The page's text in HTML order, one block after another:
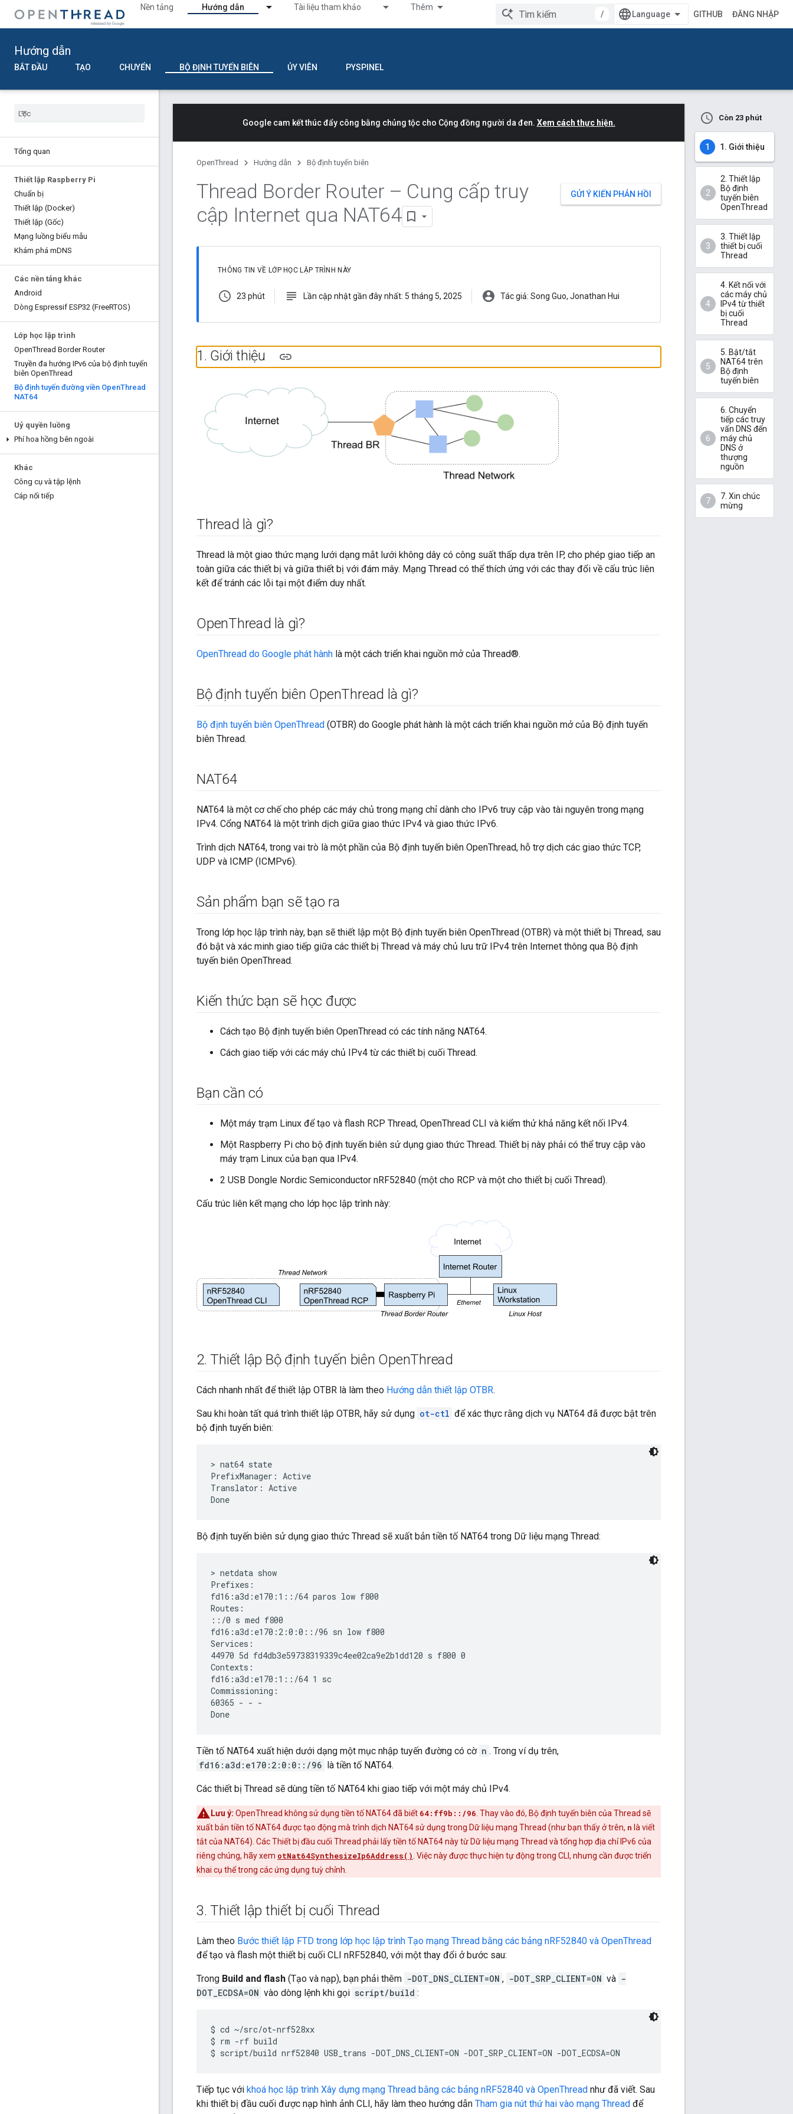
Nền tảng Hướng dẫn Tài liệu tham khảo Thêm
/ GITHUB ĐĂNG NHẬP
Hướng dẫn
BẮT ĐẦU TẠO CHUYỂN BỘ ĐỊNH TUYẾN BIÊN ỦY VIÊN PYSPINEL
Tổng quan
Thiết lập Raspberry Pi
Chuẩn bị
Thiết lập (Docker)
Thiết lập (Gốc)
Mạng luồng biểu mẫu
Khám phá mDNS
Các nền tảng khác
Android
Dòng Espressif ESP32 (FreeRTOS)
Lớp học lập trình
OpenThread Border Router
Truyền đa hướng IPv6 của bộ định tuyến
biên OpenThread
Bộ định tuyến đường viền OpenThread
NAT64
Uỷ quyền luồng
Phí hoa hồng bên ngoài
Khác
Công cụ và tập lệnh
Cáp nối tiếp
Còn 23 phút
1. Giới thiệu
2. Thiết lập
Bộ định
tuyến biên
OpenThread
3. Thiết lập
thiết bị cuối
Thread
4. Kết nối với
các máy chủ
IPv4 từ thiết
bị cuối
Thread
5. Bật/tắt
NAT64 trên
Bộ định
tuyến biên
6. Chuyển
tiếp các truy
vấn DNS đến
máy chủ
DNS ở
thượng
nguồn
7. Xin chúc
mừng
Google cam kết thúc đẩy công bằng chủng tộc cho Cộng đồng người da đen. Xem cách thực hiện.
OpenThread Hướng dẫn Bộ định tuyến biên
GỬI Ý KIẾN PHẢN HỒI
Thread Border Router – Cung cấp truy
cập Internet qua NAT64
THÔNG TIN VỀ LỚP HỌC LẬP TRÌNH NÀY
schedule 23 phút subject Lần cập nhật gần đây nhất: 5 tháng 5, 2025 account_circle Tác giả: Song Guo, Jonathan Hui
1. Giới thiệu
Thread là gì?
Thread là một giao thức mạng lưới dạng mắt lưới không dây có công suất thấp dựa trên IP, cho phép giao tiếp an
toàn giữa các thiết bị và giữa thiết bị với đám mây. Mạng Thread có thể thích ứng với các thay đổi về cấu trúc liên
kết để tránh các lỗi tại một điểm duy nhất.
OpenThread là gì?
OpenThread do Google phát hành là một cách triển khai nguồn mở của Thread®.
Bộ định tuyến biên OpenThread là gì?
Bộ định tuyến biên OpenThread (OTBR) do Google phát hành là một cách triển khai nguồn mở của Bộ định tuyến
biên Thread.
NAT64
NAT64 là một cơ chế cho phép các máy chủ trong mạng chỉ dành cho IPv6 truy cập vào tài nguyên trong mạng
IPv4. Cổng NAT64 là một trình dịch giữa giao thức IPv4 và giao thức IPv6.
Trình dịch NAT64, trong vai trò là một phần của Bộ định tuyến biên OpenThread, hỗ trợ dịch các giao thức TCP,
UDP và ICMP (ICMPv6).
Sản phẩm bạn sẽ tạo ra
Trong lớp học lập trình này, bạn sẽ thiết lập một Bộ định tuyến biên OpenThread (OTBR) và một thiết bị Thread, sau
đó bật và xác minh giao tiếp giữa các thiết bị Thread và máy chủ lưu trữ IPv4 trên Internet thông qua Bộ định
tuyến biên OpenThread.
Kiến thức bạn sẽ học được
Cách tạo Bộ định tuyến biên OpenThread có các tính năng NAT64.
Cách giao tiếp với các máy chủ IPv4 từ các thiết bị cuối Thread.
Bạn cần có
Một máy trạm Linux để tạo và flash RCP Thread, OpenThread CLI và kiểm thử khả năng kết nối IPv4.
Một Raspberry Pi cho bộ định tuyến biên sử dụng giao thức Thread. Thiết bị này phải có thể truy cập vào
máy trạm Linux của bạn qua IPv4.
2 USB Dongle Nordic Semiconductor nRF52840 (một cho RCP và một cho thiết bị cuối Thread).
Cấu trúc liên kết mạng cho lớp học lập trình này:
2. Thiết lập Bộ định tuyến biên OpenThread
Cách nhanh nhất để thiết lập OTBR là làm theo Hướng dẫn thiết lập OTBR.
Sau khi hoàn tất quá trình thiết lập OTBR, hãy sử dụng ot-ctl để xác thực rằng dịch vụ NAT64 đã được bật trên
bộ định tuyến biên:
> nat64 state
PrefixManager: Active
Translator: Active
Bộ định tuyến biên sử dụng giao thức Thread sẽ xuất bản tiền tố NAT64 trong Dữ liệu mạng Thread:
> netdata show
Prefixes:
fd16:a3d:e170:1::/64 paros low f800
Routes:
::/0 s med f800
fd16:a3d:e170:2:0:0::/96 sn low f800
Services:
44970 5d fd4db3e59738319339c4ee02ca9e2b1dd120 s f800 0
Contexts:
fd16:a3d:e170:1::/64 1 sc
Commissioning:
60365 - - -
Tiền tố NAT64 xuất hiện dưới dạng một mục nhập tuyến đường có cờ n . Trong ví dụ trên,
fd16:a3d:e170:2:0:0::/96 là tiền tố NAT64.
Các thiết bị Thread sẽ dùng tiền tố NAT64 khi giao tiếp với một máy chủ IPv4.
Lưu ý: OpenThread không sử dụng tiền tố NAT64 đã biết 64:ff9b::/96 . Thay vào đó, Bộ định tuyến biên của Thread sẽ
xuất bản tiền tố NAT64 được tạo động mà trình dịch NAT64 sử dụng trong Dữ liệu mạng Thread (như bạn thấy ở trên, n là viết
tắt của NAT64). Các Thiết bị đầu cuối Thread phải lấy tiền tố NAT64 này từ Dữ liệu mạng Thread và tổng hợp địa chỉ IPv6 của
riêng chúng, hãy xem otNat64SynthesizeIp6Address() . Việc này được thực hiện tự động trong CLI, nhưng cần được triển
khai cụ thể trong các ứng dụng tuỳ chỉnh.
3. Thiết lập thiết bị cuối Thread
Làm theo Bước thiết lập FTD trong lớp học lập trình Tạo mạng Thread bằng các bảng nRF52840 và OpenThread
để tạo và flash một thiết bị cuối CLI nRF52840, với một thay đổi ở bước sau:
Trong Build and flash (Tạo và nạp), bạn phải thêm -DOT_DNS_CLIENT=ON , -DOT_SRP_CLIENT=ON và -
DOT_ECDSA=ON vào dòng lệnh khi gọi script/build :
$ cd ~/src/ot-nrf528xx
$ rm -rf build
Tiếp tục với khoá học lập trình Xây dựng mạng Thread bằng các bảng nRF52840 và OpenThread như đã viết. Sau
khi thiết bị đầu cuối được nạp hình ảnh CLI, hãy làm theo hướng dẫn Tham gia nút thứ hai vào mạng Thread để